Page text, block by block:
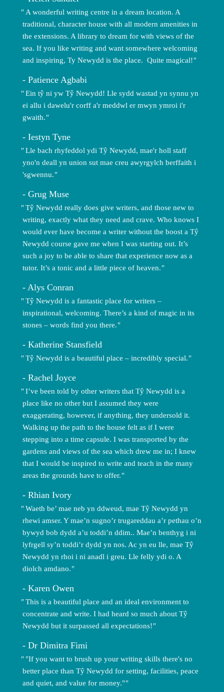
A wonderful writing centre in a dream location. A
traditional, character house with all modern amenities in
the extensions. A library to dream for with views of the
sea. If you like writing and want somewhere welcoming
and inspiring, Ty Newydd is the place. Quite magical!
Patience Agbabi
Ein tŷ ni yw Tŷ Newydd! Lle sydd wastad yn synnu yn
ei allu i dawelu'r corff a'r meddwl er mwyn ymroi i'r
gwaith.
Iestyn Tyne
Lle bach rhyfeddol ydi Tŷ Newydd, mae'r holl staff
yno'n deall yn union sut mae creu awyrgylch berffaith i
'sgwennu.
Grug Muse
Tŷ Newydd really does give writers, and those new to
writing, exactly what they need and crave. Who knows I
would ever have become a writer without the boost a Tŷ
Newydd course gave me when I was starting out. It’s
such a joy to be able to share that experience now as a
tutor. It’s a tonic and a little piece of heaven.
Alys Conran
Tŷ Newydd is a fantastic place for writers –
inspirational, welcoming. There’s a kind of magic in its
stones – words find you there.
Katherine Stansfield
Tŷ Newydd is a beautiful place – incredibly special.
Rachel Joyce
I’ve been told by other writers that Tŷ Newydd is a
place like no other but I assumed they were
exaggerating, however, if anything, they undersold it.
Walking up the path to the house felt as if I were
stepping into a time capsule. I was transported by the
gardens and views of the sea which drew me in; I knew
that I would be inspired to write and teach in the many
areas the grounds have to offer.
Rhian Ivory
Waeth be’ mae neb yn ddweud, mae Tŷ Newydd yn
rhewi amser. Y mae’n sugno’r trugareddau a’r pethau o’n
bywyd bob dydd a’u toddi’n ddim.. Mae’n benthyg i ni
lyfrgell sy’n toddi’r dydd yn nos. Ac yn eu lle, mae Tŷ
Newydd yn rhoi i ni anadl i greu. Lle felly ydi o. A
diolch amdano.
Karen Owen
This is a beautiful place and an ideal environment to
concentrate and write. I had heard so much about Tŷ
Newydd but it surpassed all expectations!
Dr Dimitra Fimi
"If you want to brush up your writing skills there's no
better place than Tŷ Newydd for setting, facilities, peace
and quiet, and value for money."